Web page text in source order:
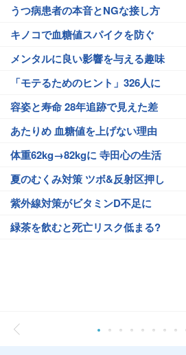
うつ病患者の本音とNGな接し方
キノコで血糖値スパイクを防ぐ
メンタルに良い影響を与える趣味
「モテるためのヒント」326人に
容姿と寿命 28年追跡で見えた差
あたりめ 血糖値を上げない理由
体重62kg→82kgに 寺田心の生活
夏のむくみ対策 ツボ&反射区押し
紫外線対策がビタミンD不足に
緑茶を飲むと死亡リスク低まる?